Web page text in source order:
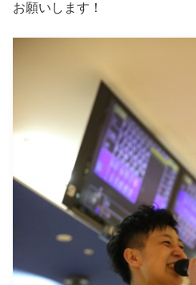
お願いします！